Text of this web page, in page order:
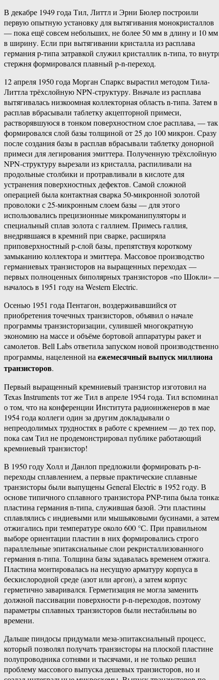
В декабре 1949 года Тил, Литтл и Эрни Бюлер построили
первую опытную установку для вытягивания монокристаллов
— пока ещё совсем небольших, не более 50 мм в длину и 10 мм
в ширину. Если при вытягивании кристалла из расплава
германия p-типа затравкой служил кристаллик n-типа, то
стержня формировался плавный p-n-переход.
12 апреля 1950 года Морган Спаркс вырастил методом Тила-
Литтла трёхслойную NPN-структуру. Вначале из расплава
вытягивалась низкоомная коллекторная область n-типа. Затем в
расплав вбрасывали таблетку акцепторной примеси,
растворявшуюся в тонком поверхностном слое расплава, — так
формировался слой базы толщиной от 25 до 100 микрон. Сразу
после создания базы в расплав вбрасывали таблетку донорной
примеси для легирования эмиттера. Полученную трёхслойную
NPN-структуру вырезали из кристалла, распиливали на
продольные столбики и протравливали в кислоте для
устранения поверхностных дефектов. Самой сложной
операцией была контактная сварка 50-микронной золотой
проволоки с 25-микронным слоем базы — для этого
использовались прецизионные микроманипуляторы и
специальный сплав золота с галлием. Примесь галлия,
внедрявшаяся в кремний при сварке, расширяла
приповерхностный p-слой базы, препятствуя короткому
замыканию коллектора и эмиттера. Массовое производство
германиевых транзисторов на выращенных переходах —
первых полноценных биполярных транзисторов «по Шокли»
началось в 1951 году на Western Electric.
Осенью 1951 года Пентагон, воздерживавшийся от
приобретения точечных транзисторов, объявил о начале
программы транзисторизации, сулившей многократную
экономию на массе и объёме бортовой аппаратуры ракет и
самолетов. Bell Labs ответила запуском новой
программы, нацеленной наежемесячный выпуск миллиона
транзисторов.
Первый выращенный кремниевый транзистор изготовил на
Texas Instruments тот же Тил в апреле 1954 года. Тил вспоминал
о том, что на конференции Института радиоинженеров в мае
1954 года коллеги один за другим докладывали о
непреодолимых трудностях в работе с кремнием — до тех пор,
пока сам Тил не продемонстрировал публике работающий
кремниевый транзистор!
В 1950 году Холл и Данлоп предложили формировать p-n-
переходы сплавлением, а первые практические сплавные
транзисторы были выпущены General Electric в 1952 году. В
основе типичного сплавного транзистора PNP-типа была
пластина германия n-типа, служившая базой. Эти пластины
сплавлялись с индиевыми или мышьяковыми бусинами, а затем
отжигались при температуре около 600 °С. При правильном
выборе ориентации пластин в них формировались строго
параллельные эпитаксиальные слои рекристаллизованного
германия n-типа. Толщина базы задавалась временем отжига.
Пластина монтировалась на несущую арматуру корпуса в
бескислородной среде (азот или аргон), а затем корпус
герметично заваривался. Герметизация не могла заменить
должной пассивации поверхности p-n-переходов, поэтому
параметры сплавных транзисторов были нестабильны во
времени.
Дальше пиндосы придумали меза-эпитаксиальный процесс,
который позволял получать транзисторы на плоской пластине
полупроводника сотнями и тысячами, и не только решил
проблему массового выпуска дешевых транзисторов, но и